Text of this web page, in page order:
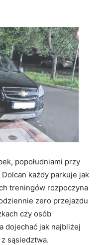
popołudniami przy
każdy parkuje jak
treningów rozpoczyna
zero przejazdu
czy osób
dojechać jak najbliżej
sąsiedztwa.